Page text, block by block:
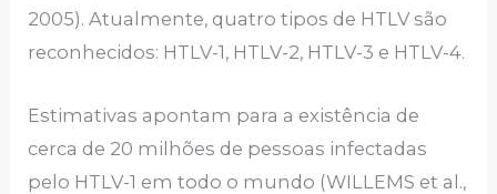
2005). Atualmente, quatro tipos de HTLV são
reconhecidos: HTLV-1, HTLV-2, HTLV-3 e HTLV-4.
Estimativas apontam para a existência de
cerca de 20 milhões de pessoas infectadas
pelo HTLV-1 em todo o mundo (WILLEMS et al.,